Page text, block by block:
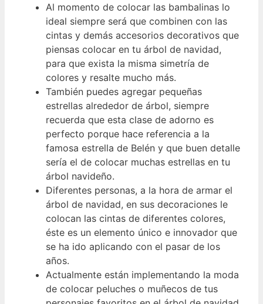
Al momento de colocar las bambalinas lo
ideal siempre será que combinen con las
cintas y demás accesorios decorativos que
piensas colocar en tu árbol de navidad,
para que exista la misma simetría de
colores y resalte mucho más.
También puedes agregar pequeñas
estrellas alrededor de árbol, siempre
recuerda que esta clase de adorno es
perfecto porque hace referencia a la
famosa estrella de Belén y que buen detalle
sería el de colocar muchas estrellas en tu
árbol navideño.
Diferentes personas, a la hora de armar el
árbol de navidad, en sus decoraciones le
colocan las cintas de diferentes colores,
éste es un elemento único e innovador que
se ha ido aplicando con el pasar de los
años.
Actualmente están implementando la moda
de colocar peluches o muñecos de tus